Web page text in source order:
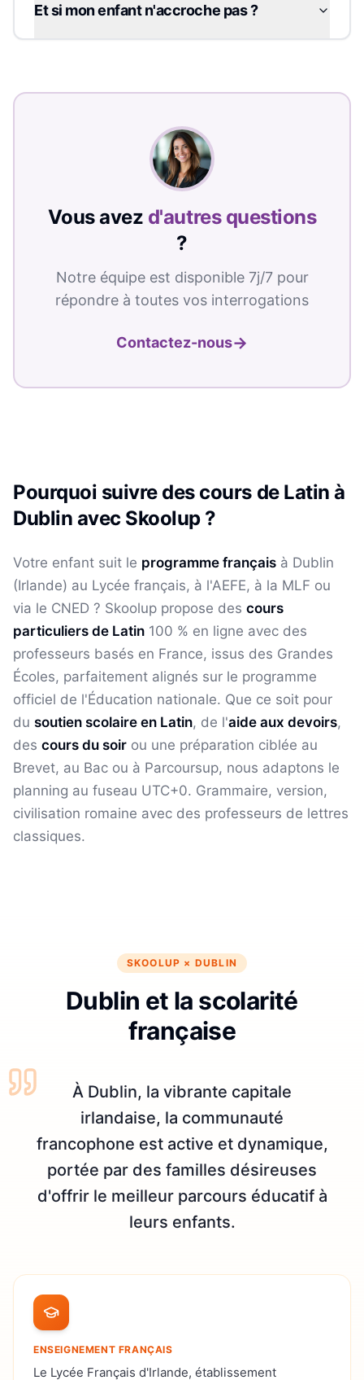
Et si mon enfant n'accroche pas ?
Vous avez d'autres questions
?
Notre équipe est disponible 7j/7 pour
répondre à toutes vos interrogations
Contactez-nous→
Pourquoi suivre des cours de Latin à
Dublin avec Skoolup ?
Votre enfant suit le programme français à Dublin
(Irlande) au Lycée français, à l'AEFE, à la MLF ou
via le CNED ? Skoolup propose des cours
particuliers de Latin 100 % en ligne avec des
professeurs basés en France, issus des Grandes
Écoles, parfaitement alignés sur le programme
officiel de l'Éducation nationale. Que ce soit pour
du soutien scolaire en Latin, de l'aide aux devoirs,
des cours du soir ou une préparation ciblée au
Brevet, au Bac ou à Parcoursup, nous adaptons le
planning au fuseau UTC+0. Grammaire, version,
civilisation romaine avec des professeurs de lettres
classiques.
SKOOLUP × DUBLIN
Dublin et la scolarité
française
À Dublin, la vibrante capitale
irlandaise, la communauté
francophone est active et dynamique,
portée par des familles désireuses
d'offrir le meilleur parcours éducatif à
leurs enfants.
ENSEIGNEMENT FRANÇAIS
Le Lycée Français d'Irlande, établissement